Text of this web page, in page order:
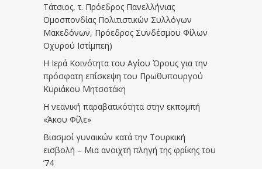
Τάτσιος, τ. Πρόεδρος Πανελλήνιας
Ομοσπονδίας Πολιτιστικών Συλλόγων
Μακεδόνων, Πρόεδρος Συνδέσμου Φίλων
Οχυρού Ιστίμπεη)
Η Ιερά Κοινότητα του Αγίου Όρους για την
πρόσφατη επίσκεψη του Πρωθυπουργού
Κυριάκου Μητσοτάκη
Η νεανική παραβατικότητα στην εκπομπή
«Άκου Φίλε»
Βιασμοί γυναικών κατά την Τουρκική
εισβολή – Μια ανοιχτή πληγή της φρίκης του
’74